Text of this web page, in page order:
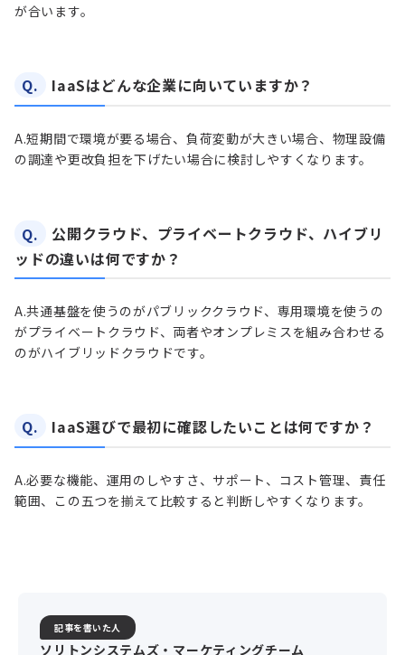
が合います。
Q. IaaSはどんな企業に向いていますか？
A.短期間で環境が要る場合、負荷変動が大きい場合、物理設備
の調達や更改負担を下げたい場合に検討しやすくなります。
Q.
公開クラウド、プライベートクラウド、ハイブリ
ッドの違いは何ですか？
A.共通基盤を使うのがパブリッククラウド、専用環境を使うの
がプライベートクラウド、両者やオンプレミスを組み合わせる
のがハイブリッドクラウドです。
Q. IaaS選びで最初に確認したいことは何ですか？
A.必要な機能、運用のしやすさ、サポート、コスト管理、責任
範囲、この五つを揃えて比較すると判断しやすくなります。
記事を書いた人
ソリトンシステムズ・マーケティングチーム